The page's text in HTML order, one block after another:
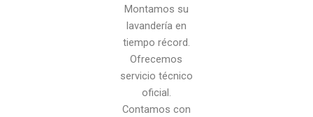
Montamos su
lavandería en
tiempo récord.
Ofrecemos
servicio técnico
oficial.
Contamos con